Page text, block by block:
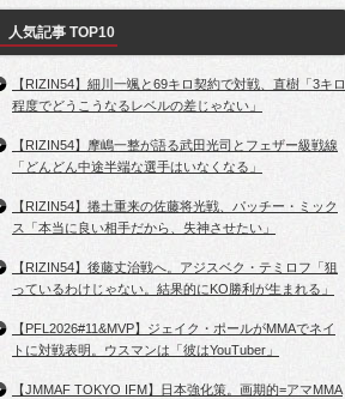
人気記事 TOP10
【RIZIN54】細川一颯と69キロ契約で対戦、直樹「3キロ
程度でどうこうなるレベルの差じゃない」
【RIZIN54】摩嶋一整が語る武田光司とフェザー級戦線
「どんどん中途半端な選手はいなくなる」
【RIZIN54】捲土重来の佐藤将光戦、パッチー・ミック
ス「本当に良い相手だから、失神させたい」
【RIZIN54】後藤丈治戦へ。アジスベク・テミロフ「狙
っているわけじゃない。結果的にKO勝利が生まれる」
【PFL2026#11&MVP】ジェイク・ポールがMMAでネイ
トに対戦表明。ウスマンは「彼はYouTuber」
【JMMAF TOKYO IFM】日本強化策。画期的=アマMMA